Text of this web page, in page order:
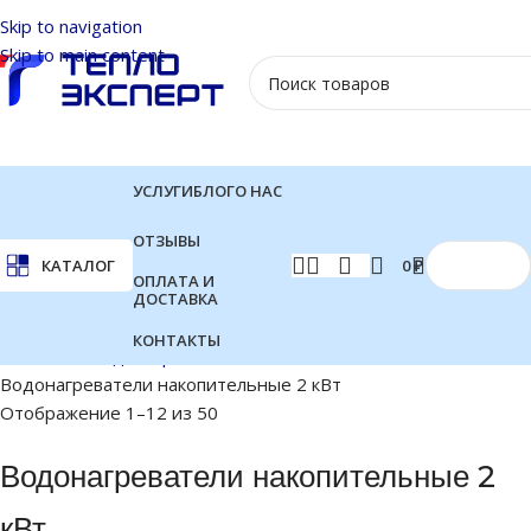
Skip to navigation
Skip to main content
КАТАЛОГ
УСЛУГИБЛОГО НАС
ОТЗЫВЫ
ОПЛАТА И
ДОСТАВКА
КОНТАКТЫ
0₽
Водонагреватели накопительные 2 кВт
Отображение 1–12 из 50
Водонагреватели накопительные 2